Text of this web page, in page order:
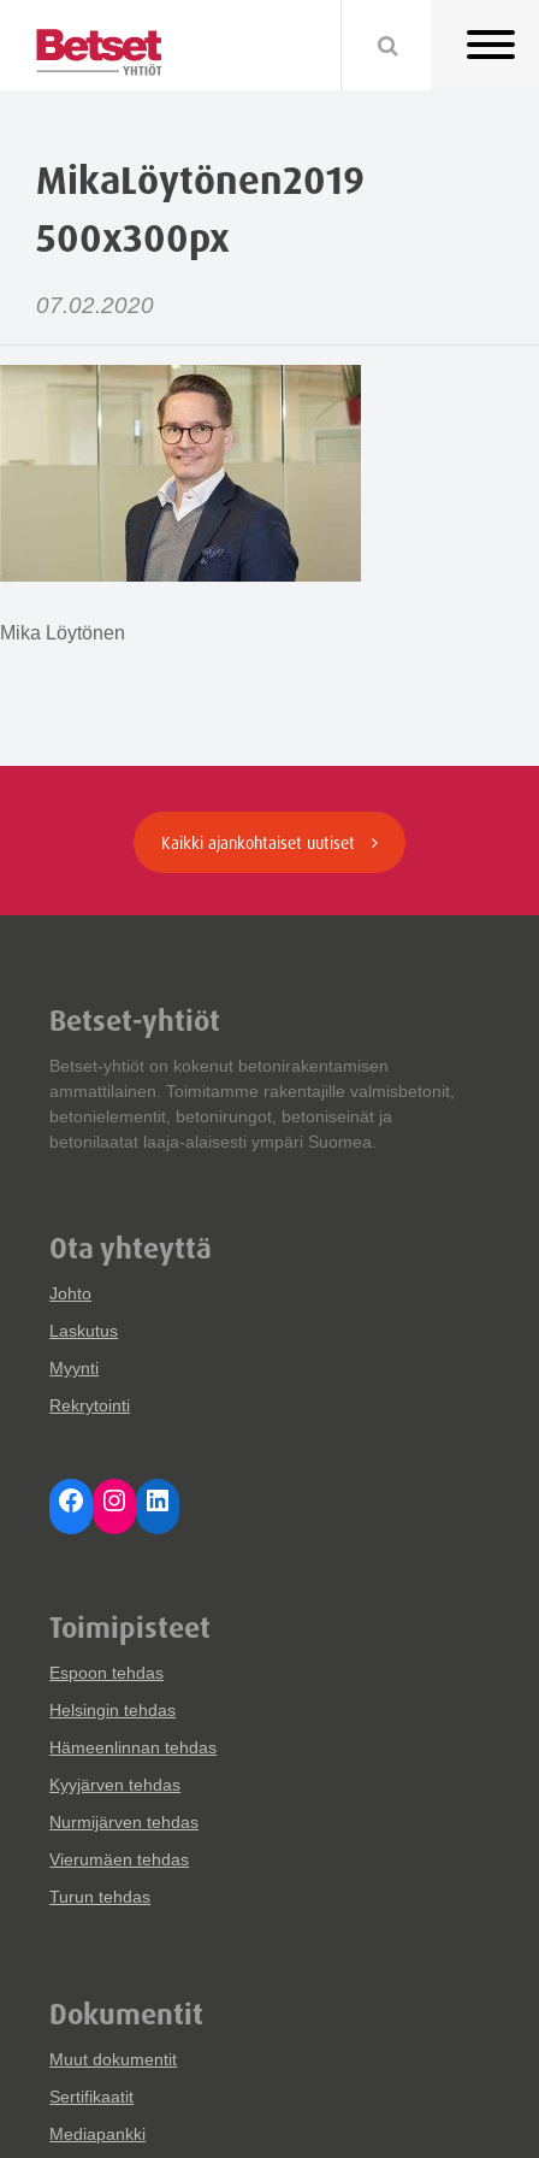
MikaLöytönen2019
500x300px
07.02.2020
Mika Löytönen
Kaikki ajankohtaiset uutiset
Betset-yhtiöt
Betset-yhtiöt on kokenut betonirakentamisen
ammattilainen. Toimitamme rakentajille valmisbetonit,
betonielementit, betonirungot, betoniseinät ja
betonilaatat laaja-alaisesti ympäri Suomea.
Ota yhteyttä
Johto
Laskutus
Myynti
Rekrytointi
Facebook
Instagram
LinkedIn
Toimipisteet
Espoon tehdas
Helsingin tehdas
Hämeenlinnan tehdas
Kyyjärven tehdas
Nurmijärven tehdas
Vierumäen tehdas
Turun tehdas
Dokumentit
Muut dokumentit
Sertifikaatit
Mediapankki